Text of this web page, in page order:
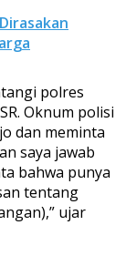
polres
Oknum polisi
dan meminta
saya jawab
bahwa punya
tentang
ujar